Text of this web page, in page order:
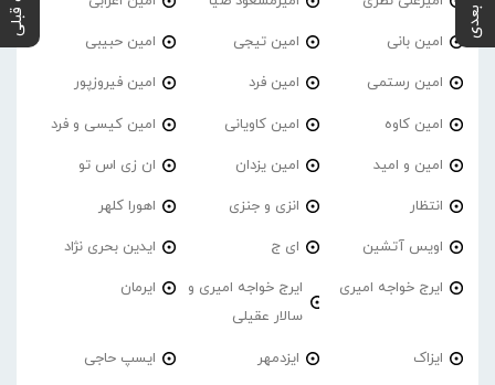
امین بانی امین تیجی امین حبیبی
امین رستمی امین فرد امین فیروزپور
امین کاوه امین کاویانی امین کیسی و فرد
امین و امید امین یزدان ان زی اس تو
انتظار انزی و جنزی اهورا کلهر
اویس آتشین ای ج ایدین بحری نژاد
ایرج خواجه امیری
ایرج خواجه امیری و
سالار عقیلی
ایرمان
ایزاک ایزدمهر ایسپ حاجی